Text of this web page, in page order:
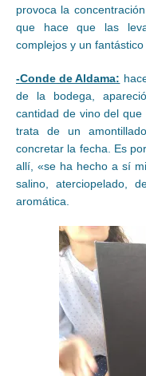
provoca la
que hace que las
complejos y un
-Conde de Aldama:
de la bodega,
cantidad de vino del
trata de un
concretar la fecha. Es
allí, «se ha hecho a sí
salino, aterciopelado,
aromática.